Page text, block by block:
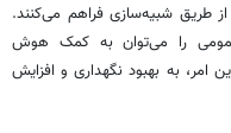
طریق شبیه‌سازی فراهم می‌کنند.
را می‌توان به کمک هوش
امر، به بهبود نگهداری و افزایش